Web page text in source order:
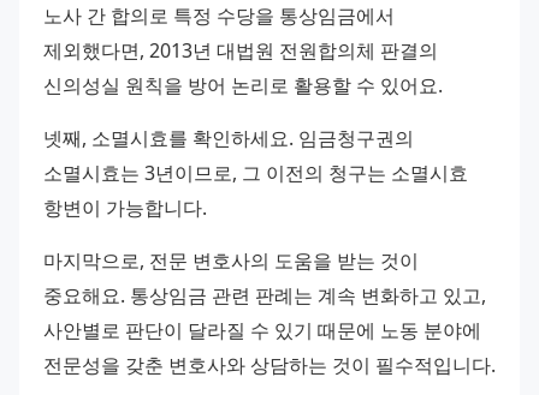
노사 간 합의로 특정 수당을 통상임금에서
제외했다면, 2013년 대법원 전원합의체 판결의
신의성실 원칙을 방어 논리로 활용할 수 있어요.
넷째, 소멸시효를 확인하세요. 임금청구권의
소멸시효는 3년이므로, 그 이전의 청구는 소멸시효
항변이 가능합니다.
마지막으로, 전문 변호사의 도움을 받는 것이
중요해요. 통상임금 관련 판례는 계속 변화하고 있고,
사안별로 판단이 달라질 수 있기 때문에 노동 분야에
전문성을 갖춘 변호사와 상담하는 것이 필수적입니다.